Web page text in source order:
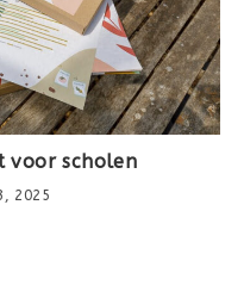
voor scholen
2025